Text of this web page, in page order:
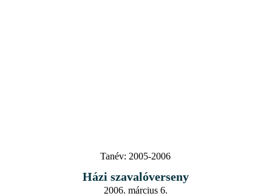
Tanév: 2005-2006
Házi szavalóverseny
2006. március 6.